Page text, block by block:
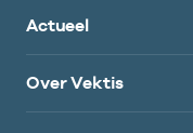
Actueel
Over Vektis